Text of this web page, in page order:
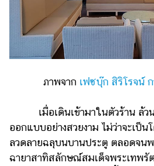
ภาพจาก เฟซบุ๊ก สิริโรจน์
เมื่อเดินเข้ามาในตัวร้าน ล้วน
ออกแบบอย่างสวยงาม ไม่ว่าจะเป็น
ลวดลายฉลุบนบานประตู ตลอดจน
ฉายาสาทิสลักษณ์สมเด็จพระเทพรั